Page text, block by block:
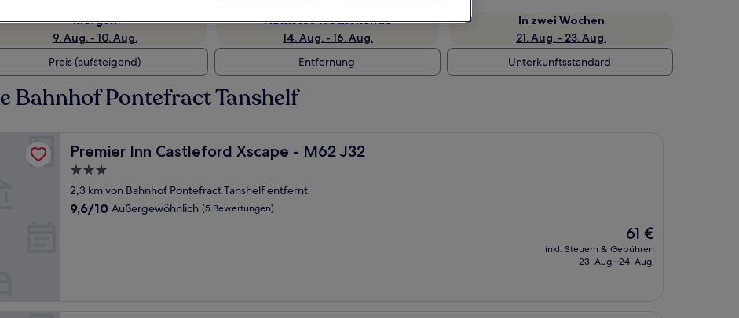
Morgen
9. Aug. - 10. Aug.
Nächstes Wochenende
14. Aug. - 16. Aug.
In zwei Wochen
21. Aug. - 23. Aug.
Preis (aufsteigend) Entfernung Unterkunftsstandard
Bahnhof Pontefract Tanshelf
Premier Inn Castleford Xscape - M62 J32
Premier Inn Castleford Xscape - M62 J32
3.0-
Sterne-
Unterkunft
2,3 km von Bahnhof Pontefract Tanshelf entfernt
9.6
9,6/10 Außergewöhnlich (5 Bewertungen)
Der
Preis
beträgt
61 €
inkl. Steuern & Gebühren
23. Aug.–24. Aug.